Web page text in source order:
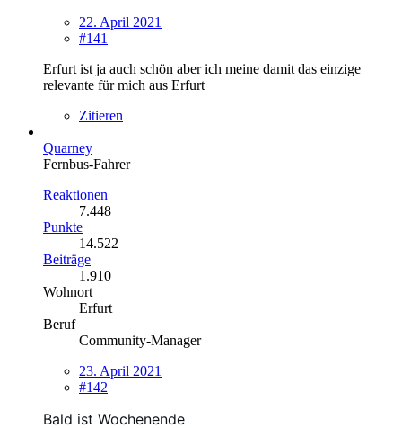
22. April 2021
#141
Erfurt ist ja auch schön aber ich meine damit das einzige
relevante für mich aus Erfurt
Zitieren
Quarney
Fernbus-Fahrer
Reaktionen
7.448
Punkte
14.522
Beiträge
1.910
Wohnort
Erfurt
Beruf
Community-Manager
23. April 2021
#142
Bald ist Wochenende